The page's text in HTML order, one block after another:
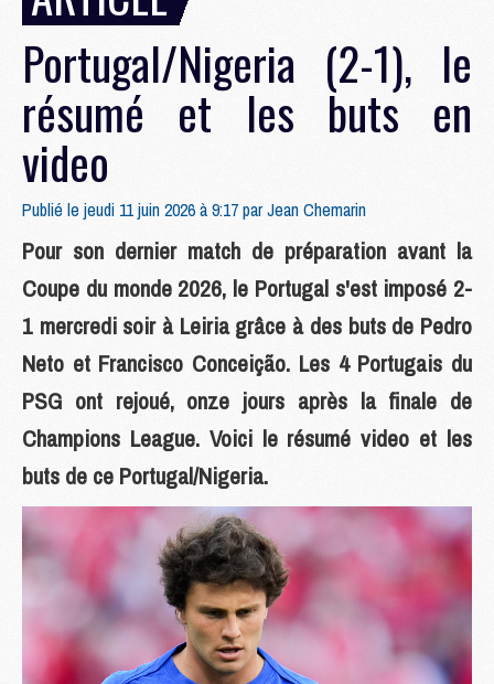
Portugal/Nigeria (2-1), le
résumé et les buts en
video
Publié le jeudi 11 juin 2026 à 9:17 parJean Chemarin
Pour son dernier match de préparation avant la
Coupe du monde 2026, le Portugal s'est imposé 2-
1 mercredi soir à Leiria grâce à des buts de Pedro
Neto et Francisco Conceição. Les 4 Portugais du
PSG ont rejoué, onze jours après la finale de
Champions League. Voici le résumé video et les
buts de ce Portugal/Nigeria.